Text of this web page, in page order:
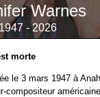
Warnes
1947 - 2026
morte
le 3 mars 1947 à
compositeur